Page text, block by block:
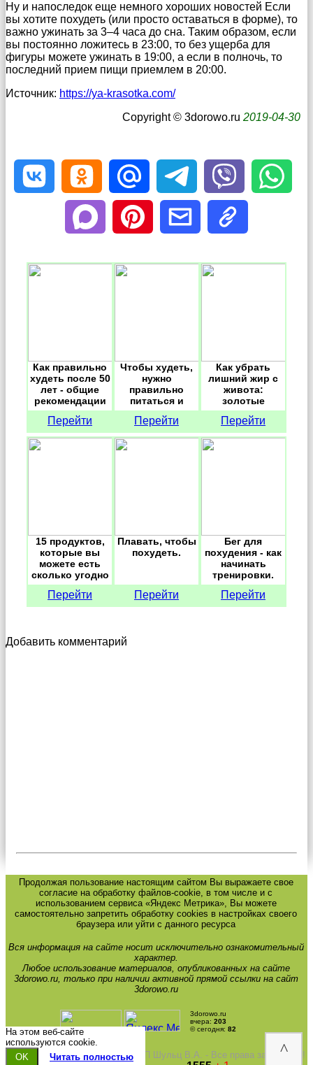
Ну и напоследок еще немного хороших новостей Если
вы хотите похудеть (или просто оставаться в форме), то
важно ужинать за 3–4 часа до сна. Таким образом, если
вы постоянно ложитесь в 23:00, то без ущерба для
фигуры можете ужинать в 19:00, а если в полночь, то
последний прием пищи приемлем в 20:00.
Источник: https://ya-krasotka.com/
Copyright © 3dorowo.ru 2019-04-30
Как правильно
худеть после 50
лет - общие
рекомендации
Перейти
Чтобы худеть,
нужно
правильно
питаться и
активно
двигаться
Перейти
Как убрать
лишний жир с
живота:
золотые
правила.
Перейти
15 продуктов,
которые вы
можете есть
сколько угодно
и все равно не
поправитесь
Перейти
Плавать, чтобы
похудеть.
Перейти
Бег для
похудения - как
начинать
тренировки.
Перейти
Добавить комментарий
Продолжая пользование настоящим сайтом Вы выражаете свое
согласие на обработку файлов-cookie, в том числе и с
использованием сервиса «Яндекс Метрика», Вы можете
самостоятельно запретить обработку cookies в настройках своего
браузера или уйти с данного ресурса
Вся информация на сайте носит исключительно ознакомительный
характер.
Любое использование материалов, опубликованных на сайте
3dorowo.ru, только при наличии активной прямой ссылки на сайт
3dorowo.ru
3dorowo.ru
вчера: 203
© сегодня: 82
Copyright © 13.12.2012-2026гг. ИП Шульц В.А. - Все права защищены!
На этом веб-сайте
используются cookie.
OK
Читать полностью ^